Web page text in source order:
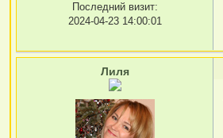
Последний визит:
2024-04-23 14:00:01
Лиля